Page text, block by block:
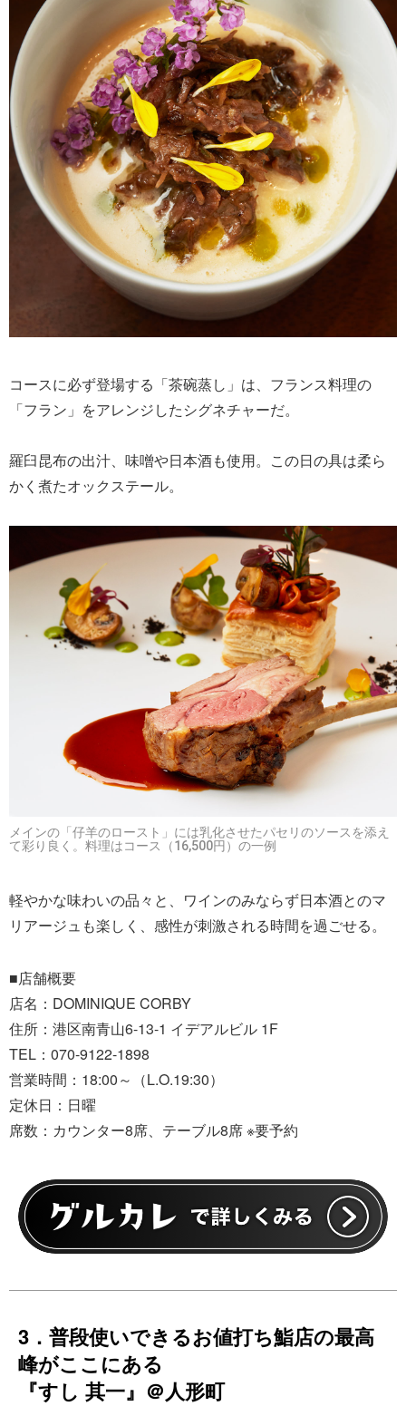
コースに必ず登場する「茶碗蒸し」は、フランス料理の
「フラン」をアレンジしたシグネチャーだ。
羅臼昆布の出汁、味噌や日本酒も使用。この日の具は柔ら
かく煮たオックステール。
メインの「仔羊のロースト」には乳化させたパセリのソースを添え
て彩り良く。料理はコース（16,500円）の一例
軽やかな味わいの品々と、ワインのみならず日本酒とのマ
リアージュも楽しく、感性が刺激される時間を過ごせる。
■店舗概要
店名：DOMINIQUE CORBY
住所：港区南青山6-13-1 イデアルビル 1F
TEL：070-9122-1898
営業時間：18:00～（L.O.19:30）
定休日：日曜
席数：カウンター8席、テーブル8席 ※要予約
3．普段使いできるお値打ち鮨店の最高
峰がここにある
『すし 其一』＠人形町